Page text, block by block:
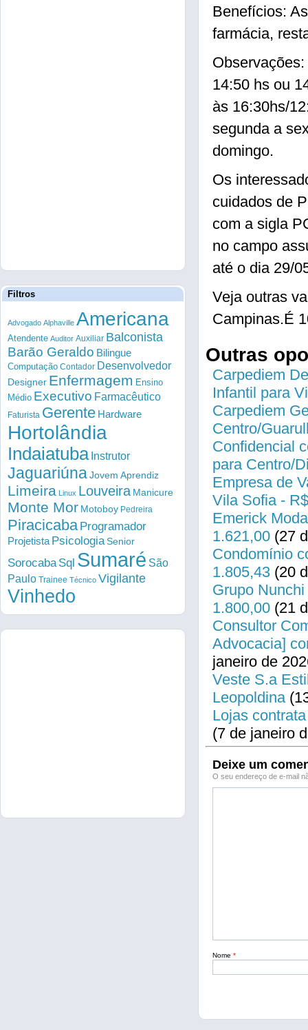
Benefícios:
farmácia,
14:50 hs ou
às 16:30hs/
segunda a
domingo.
Os
cuidados de
com a sigla
no campo
até o dia 29/
Veja outras
Campinas.É
Outras
Carpediem
Infantil para
Carpediem
Centro/
Confidencial
para Centro/
Empresa de
Vila Sofia -
Emerick
1.621,00 (27
Condomínio
1.805,43 (20
Grupo
1.800,00 (21
Consultor
Advocacia]
janeiro de
Veste S.a
Leopoldina
Lojas
(7 de janeiro
Deixe um
O seu endereço de e-mail
Nome *
Filtros
Advogado Alphaville Americana
Atendente Auditor Auxiliar Balconista
Barão Geraldo Bilingue
Computação Contador Desenvolvedor
Designer Enfermagem Ensino
Médio Executivo Farmacêutico
Faturista Gerente Hardware
Hortolândia
Indaiatuba Instrutor
Jaguariúna Jovem Aprendiz
Limeira Linux Louveira Manicure
Monte Mor Motoboy Pedreira
Piracicaba Programador
Projetista PsicologiaSenior
Sorocaba Sql Sumaré São
Paulo Trainee Técnico Vigilante
Vinhedo